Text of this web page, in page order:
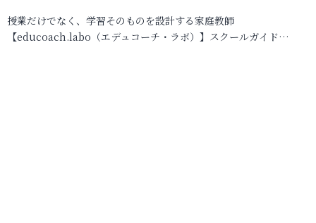
授業だけでなく、学習そのものを設計する家庭教師
【educoach.labo（エデュコーチ・ラボ）】スクールガイド…